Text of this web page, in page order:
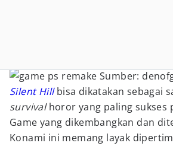
Sumber:
Silent Hillbisa dikatakan sebagai
survivalhoror yang paling sukses
Game yang dikembangkan dan
Konami ini memang layak